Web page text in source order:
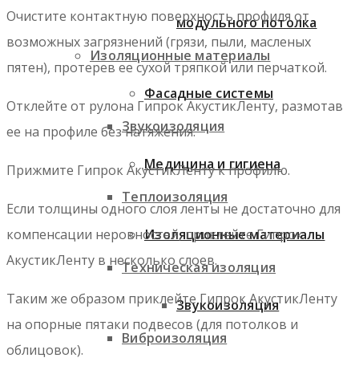
Изоляционные материалы
Звукоизоляция
Теплоизоляция
Техническая изоляция
Виброизоляция
модульного потолка
Фасадные системы
Медицина и гигиена
Изоляционные материалы
Звукоизоляция
Очистите контактную поверхность профиля от
возможных загрязнений (грязи, пыли, масленых
пятен), протерев ее сухой тряпкой или перчаткой.
Отклейте от рулона Гипрок АкустикЛенту, размотав
ее на профиле без натяжения.
Прижмите Гипрок АкустикЛенту к профилю.
Если толщины одного слоя ленты не достаточно для
компенсации неровностей, приклейте Гипрок
АкустикЛенту в несколько слоев.
Таким же образом приклейте Гипрок АкустикЛенту
на опорные пятаки подвесов (для потолков и
облицовок).